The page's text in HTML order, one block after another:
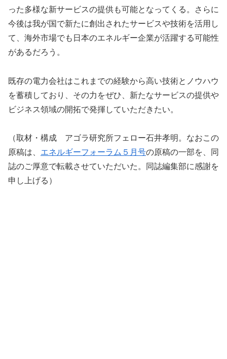
った多様な新サービスの提供も可能となってくる。さらに
今後は我が国で新たに創出されたサービスや技術を活用し
て、海外市場でも日本のエネルギー企業が活躍する可能性
があるだろう。
既存の電力会社はこれまでの経験から高い技術とノウハウ
を蓄積しており、その力をぜひ、新たなサービスの提供や
ビジネス領域の開拓で発揮していただきたい。
（取材・構成 アゴラ研究所フェロー石井孝明。なおこの
原稿は、 エネルギーフォーラム５月号の原稿の一部を、同
誌のご厚意で転載させていただいた。同誌編集部に感謝を
申し上げる）